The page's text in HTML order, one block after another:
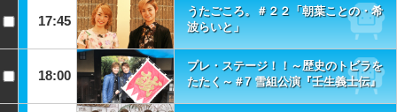
17:45
うたごころ。＃２２「朝葉ことの・希
波らいと」
18:00
プレ・ステージ！！～歴史のトビラを
たたく～＃7 雪組公演『壬生義士伝』